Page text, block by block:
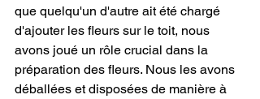
que quelqu'un d'autre ait été chargé
d'ajouter les fleurs sur le toit, nous
avons joué un rôle crucial dans la
préparation des fleurs. Nous les avons
déballées et disposées de manière à